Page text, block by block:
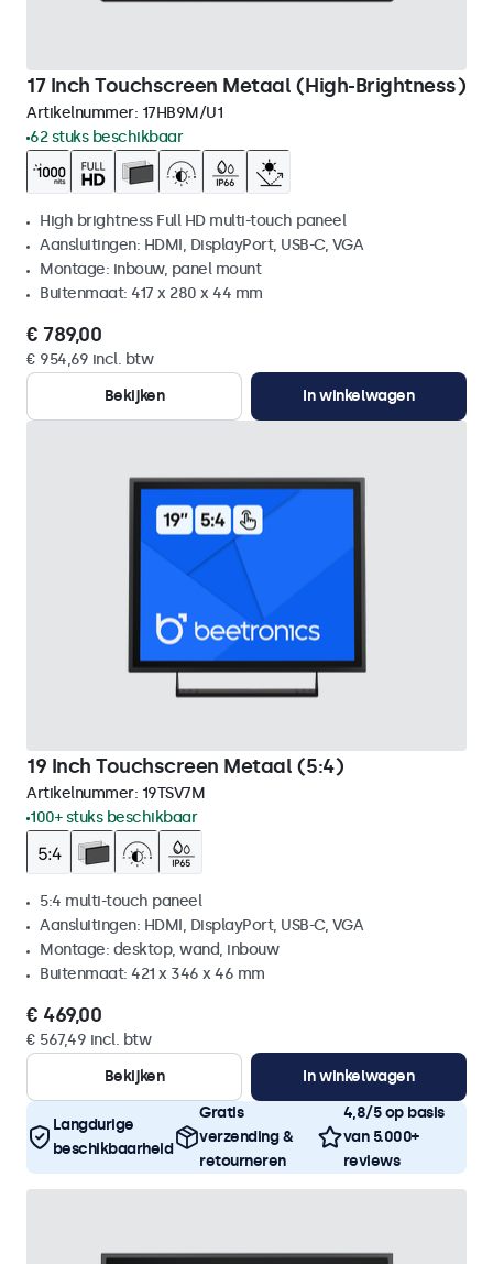
17 Inch Touchscreen Metaal (High-Brightness)
Artikelnummer: 17HB9M/U1
62 stuks beschikbaar
High brightness Full HD multi-touch paneel
Aansluitingen: HDMI, DisplayPort, USB-C, VGA
Montage: inbouw, panel mount
Buitenmaat: 417 x 280 x 44 mm
€ 789,00
€ 954,69 incl. btw
Bekijken
In winkelwagen
19 Inch Touchscreen Metaal (5:4)
Artikelnummer: 19TSV7M
100+ stuks beschikbaar
5:4 multi-touch paneel
Aansluitingen: HDMI, DisplayPort, USB-C, VGA
Montage: desktop, wand, inbouw
Buitenmaat: 421 x 346 x 46 mm
€ 469,00
€ 567,49 incl. btw
Bekijken
In winkelwagen
Langdurige
beschikbaarheid
Gratis
verzending &
retourneren
4,8/5 op basis
van 5.000+
reviews